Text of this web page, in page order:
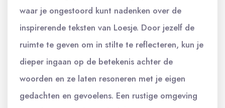
waar je ongestoord kunt nadenken over de
inspirerende teksten van Loesje. Door jezelf de
ruimte te geven om in stilte te reflecteren, kun je
dieper ingaan op de betekenis achter de
woorden en ze laten resoneren met je eigen
gedachten en gevoelens. Een rustige omgeving